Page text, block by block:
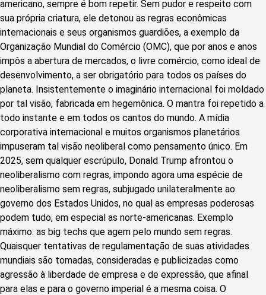
americano, sempre é bom repetir. Sem pudor e respeito com
sua própria criatura, ele detonou as regras econômicas
internacionais e seus organismos guardiões, a exemplo da
Organização Mundial do Comércio (OMC), que por anos e anos
impôs a abertura de mercados, o livre comércio, como ideal de
desenvolvimento, a ser obrigatório para todos os países do
planeta. Insistentemente o imaginário internacional foi moldado
por tal visão, fabricada em hegemônica. O mantra foi repetido a
todo instante e em todos os cantos do mundo. A mídia
corporativa internacional e muitos organismos planetários
impuseram tal visão neoliberal como pensamento único. Em
2025, sem qualquer escrúpulo, Donald Trump afrontou o
neoliberalismo com regras, impondo agora uma espécie de
neoliberalismo sem regras, subjugado unilateralmente ao
governo dos Estados Unidos, no qual as empresas poderosas
podem tudo, em especial as norte-americanas. Exemplo
máximo: as big techs que agem pelo mundo sem regras.
Quaisquer tentativas de regulamentação de suas atividades
mundiais são tomadas, consideradas e publicizadas como
agressão à liberdade de empresa e de expressão, que afinal
para elas e para o governo imperial é a mesma coisa. O